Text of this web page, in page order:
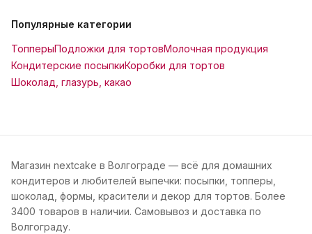
Популярные категории
ТопперыПодложки для тортовМолочная продукция
Кондитерские посыпкиКоробки для тортов
Шоколад, глазурь, какао
Магазин nextcake в Волгограде — всё для домашних
кондитеров и любителей выпечки: посыпки, топперы,
шоколад, формы, красители и декор для тортов. Более
3400 товаров в наличии. Самовывоз и доставка по
Волгограду.